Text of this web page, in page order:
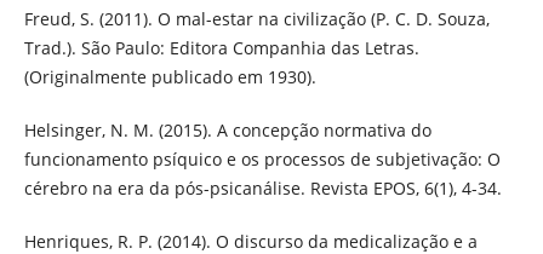
Freud, S. (2011). O mal-estar na civilização (P. C. D. Souza,
Trad.). São Paulo: Editora Companhia das Letras.
(Originalmente publicado em 1930).
Helsinger, N. M. (2015). A concepção normativa do
funcionamento psíquico e os processos de subjetivação: O
cérebro na era da pós-psicanálise. Revista EPOS, 6(1), 4-34.
Henriques, R. P. (2014). O discurso da medicalização e a